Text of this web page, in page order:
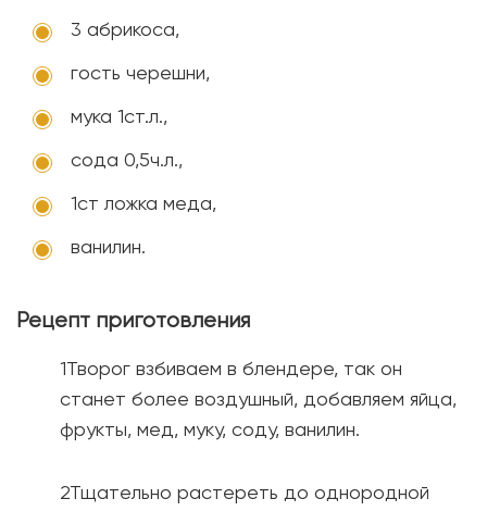
3 абрикоса,
гость черешни,
мука 1ст.л.,
сода 0,5ч.л.,
1ст ложка меда,
ванилин.
Рецепт приготовления
Творог взбиваем в блендере, так он
станет более воздушный, добавляем яйца,
фрукты, мед, муку, соду, ванилин.
Тщательно растереть до однородной